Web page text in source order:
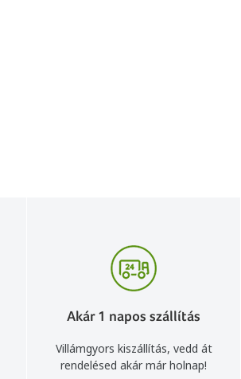
Akár 1 napos szállítás
Villámgyors kiszállítás, vedd át
rendelésed akár már holnap!